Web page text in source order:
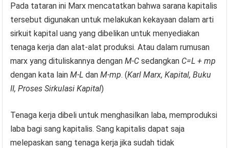
Pada tataran ini Marx mencatatkan bahwa sarana kapitalis
tersebut digunakan untuk melakukan kekayaan dalam arti
sirkuit kapital uang yang dibelikan untuk menyediakan
tenaga kerja dan alat-alat produksi. Atau dalam rumusan
marx yang dituliskannya denganM-C sedangkan C=L + mp
dengan kata lainM-L danM-mp. (Karl Marx, Kapital, Buku
II, Proses Sirkulasi Kapital)
Tenaga kerja dibeli untuk menghasilkan laba, memproduksi
laba bagi sang kapitalis. Sang kapitalis dapat saja
melepaskan sang tenaga kerja jika sudah tidak